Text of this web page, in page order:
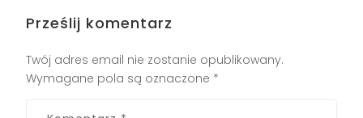
Prześlij komentarz
Twój adres email nie zostanie opublikowany.
Wymagane pola są oznaczone *